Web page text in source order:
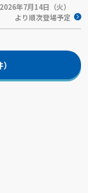
2026年7月14日（火）
より順次登場予定